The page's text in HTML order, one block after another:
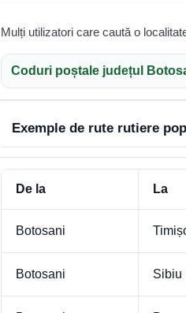
Mulți utilizatori care caută o
Coduri poștale județul
Exemple de rute rutiere
De la La
Botosani
Botosani Sibiu